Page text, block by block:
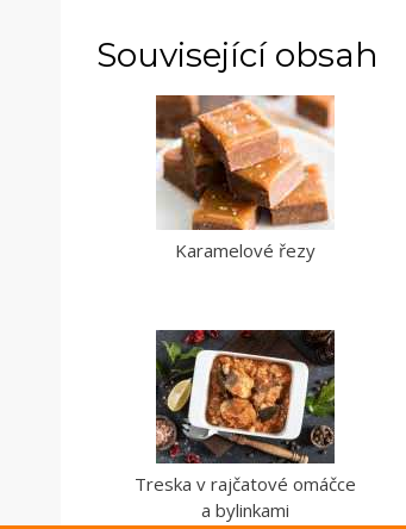
Související obsah
Karamelové řezy
Treska v rajčatové omáčce
a bylinkami